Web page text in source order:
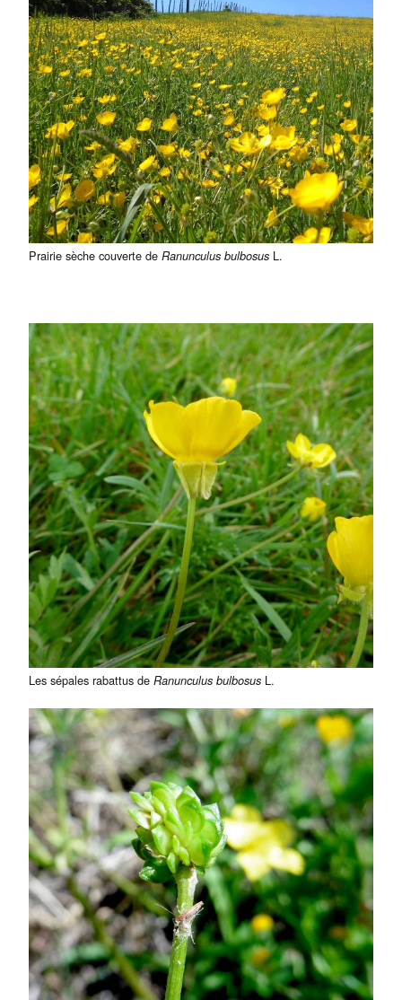
Prairie sèche couverte de Ranunculus bulbosus L.
Les sépales rabattus de Ranunculus bulbosus L.